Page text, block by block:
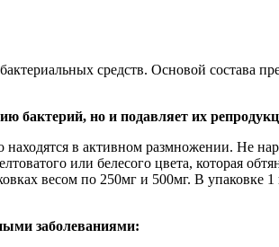
средств. Основой состава
бактерий, но и подавляет их
в активном размножении. Не
или белесого цвета, которая
весом по 250мг и 500мг. В
заболеваниями: